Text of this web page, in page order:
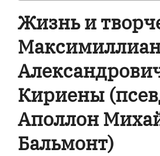
Жизнь и
Кириены
Аполлон
Бальмонт)